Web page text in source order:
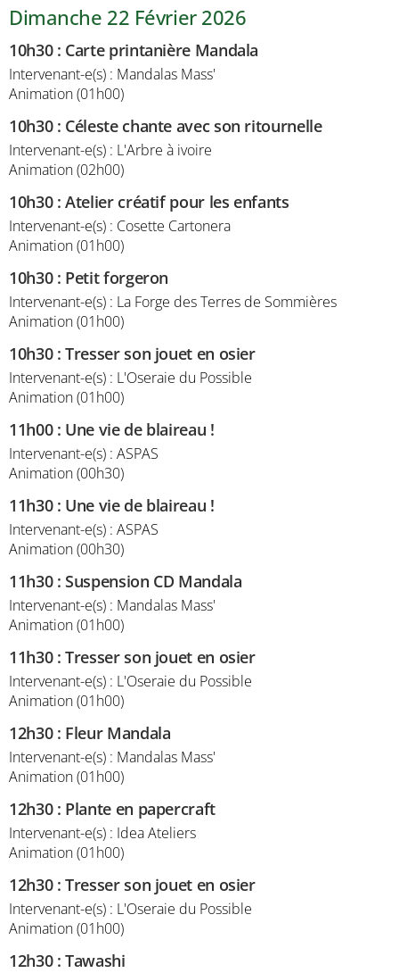
Dimanche 22 Février 2026
10h30: Carte printanière Mandala
Intervenant-e(s) : Mandalas Mass'
Animation (01h00)
10h30: Céleste chante avec son ritournelle
Intervenant-e(s) : L'Arbre à ivoire
Animation (02h00)
10h30:Atelier créatif pour les enfants
Intervenant-e(s) : Cosette Cartonera
Animation (01h00)
10h30: Petit forgeron
Intervenant-e(s) : La Forge des Terres de Sommières
Animation (01h00)
10h30:Tresser son jouet en osier
Intervenant-e(s) : L'Oseraie du Possible
Animation (01h00)
11h00: Une vie de blaireau !
Intervenant-e(s) : ASPAS
Animation (00h30)
11h30: Une vie de blaireau !
Intervenant-e(s) : ASPAS
Animation (00h30)
11h30:Suspension CD Mandala
Intervenant-e(s) : Mandalas Mass'
Animation (01h00)
11h30:Tresser son jouet en osier
Intervenant-e(s) : L'Oseraie du Possible
Animation (01h00)
12h30: Fleur Mandala
Intervenant-e(s) : Mandalas Mass'
Animation (01h00)
12h30: Plante en papercraft
Intervenant-e(s) : Idea Ateliers
Animation (01h00)
12h30:Tresser son jouet en osier
Intervenant-e(s) : L'Oseraie du Possible
Animation (01h00)
12h30:Tawashi